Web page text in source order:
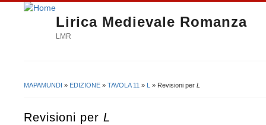
Lirica Medievale Romanza
LMR
MAPAMUNDI » EDIZIONE » TAVOLA 11 » L » Revisioni per L
Revisioni per L